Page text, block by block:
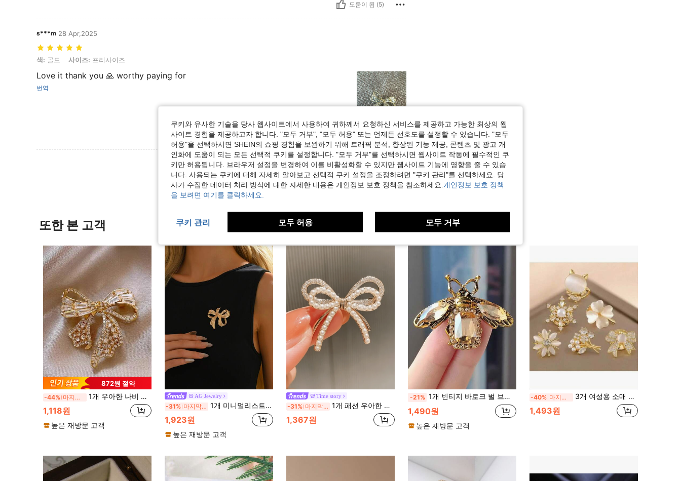
도움이 됨 (5)
s***m 28 Apr,2025
색: 골드, 사이즈: 프리사이즈
색: 골드 사이즈: 프리사이즈
Love it thank you 🙏 worthy paying for
번역
도움이 됨 (2)
리뷰 더 보기
또한 본 고객
872원 절약
-44% 마지막 2일 1개 우아한 나비 브로치, 미끄럼 방지 정장 액세서리, 고급 섬세한 여성 가슴 꽃 핀 - 완벽한 선물
1,118원
높은 재방문 고객
AG Jewelry
-31% 마지막 3일 1개 미니멀리스트 골드 3D 보우 브로치, 여성을 위한 우아한 휴가 액세서리. 곡선 리본 보우, 단풍잎 진주 상감, 모조 다이아몬드 보우, 모조 다이아몬드 불가사리, 황금 고양이, 거북이 디자인으로 제공됩니다. 섹시한 여성의 데일리, 휴가, 파티, 결혼식, 봄/여름/가을/겨울 의류에 적합합니다. 커플의 휴일 선물
1,923원
높은 재방문 고객
Time story
-31% 마지막 3일 1개 패션 우아한 반짝이는 이중 레이어 리본 브로치, 다용도 우아한 의류 액세서리 진주 라인스톤 기하학적 핀 학교
1,367원
-21% 1개 빈티지 바로크 벌 브로치 - 골드 아연 합금 곤충 핀, 다면 보석이 박힌, 우아한 궁정 스타일 액세서리, 캐주얼 웨어/파티 드레스에 적합, 고급스럽고 정교한 여성 패션 아이템, 베스트 프렌드 모임, 생일 파티, 빈티지 테마 이브닝, 할로윈 주얼리 액세서리, 가방 참, 사무실 액세서리에 완벽
1,490원
높은 재방문 고객
-40% 마지막 2일 3개 여성용 소매 칼라 브로치, 다용도 노출 방지 V넥 브로치 꽃, 그녀를 위한 선물
1,493원
쿠키와 유사한 기술을 당사 웹사이트에서 사용하여 귀하께서 요청하신 서비스를 제공하고 가능한 최상의 웹
사이트 경험을 제공하고자 합니다. "모두 거부", "모두 허용" 또는 언제든 선호도를 설정할 수 있습니다. "모두
허용"을 선택하시면 SHEIN의 쇼핑 경험을 보완하기 위해 트래픽 분석, 향상된 기능 제공, 콘텐츠 및 광고 개
인화에 도움이 되는 모든 선택적 쿠키를 설정합니다. "모두 거부"를 선택하시면 웹사이트 작동에 필수적인 쿠
키만 허용됩니다. 브라우저 설정을 변경하여 이를 비활성화할 수 있지만 웹사이트 기능에 영향을 줄 수 있습
니다. 사용되는 쿠키에 대해 자세히 알아보고 선택적 쿠키 설정을 조정하려면 "쿠키 관리"를 선택하세요. 당
사가 수집한 데이터 처리 방식에 대한 자세한 내용은 개인정보 보호 정책을 참조하세요. 개인정보 보호 정책
을 보려면 여기를 클릭하세요.
쿠키 관리 모두 허용 모두 거부